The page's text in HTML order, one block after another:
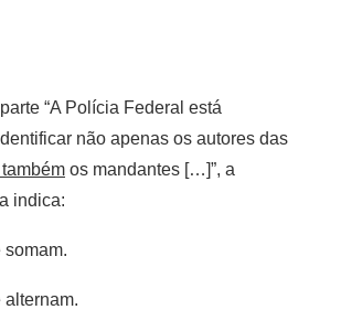
“A Polícia Federal está
não apenas os autores das
os mandantes […]”, a
indica: